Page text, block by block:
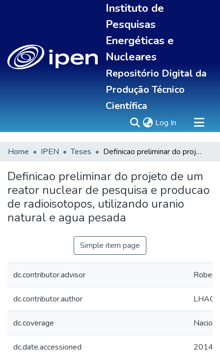
Instituto de
Pesquisas
Energéticas e
Nucleares
Repositório Digital da
Produção Técnico
Científica
Log In (current)
Sobre
Communities & Collections
All of DSpace
Statistics
Home IPEN Teses Definicao preliminar do projeto de um reator nuclear de pesquisa e producao de radioisotopos, utilizando uranio natural e agua pesada
Definicao preliminar do projeto de um
reator nuclear de pesquisa e producao
de radioisotopos, utilizando uranio
natural e agua pesada
Simple item page
dc.contributor.advisor
dc.contributor.author
dc.coverage
dc.date.accessioned 2014-